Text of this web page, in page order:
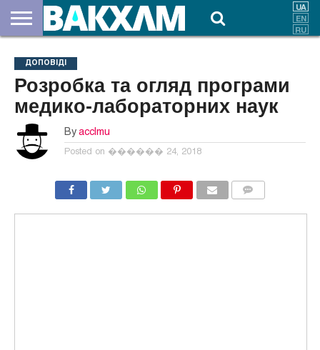
НАС
ВНЕСКИ
ДОКУМЕНТИ
НОВИНИ
КОНТАКТИ
ДОПОВІДІ
Розробка та огляд програми
медико-лабораторних наук
By acclmu
Posted on ������ 24, 2018